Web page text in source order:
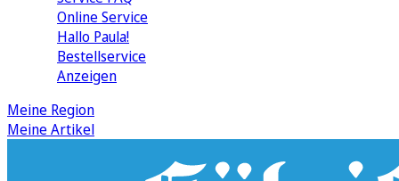
Online Service
Hallo Paula!
Bestellservice
Anzeigen
Meine Region
Meine Artikel